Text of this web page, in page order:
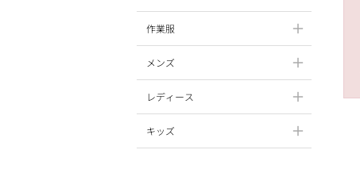
作業服
メンズ
レディース
キッズ